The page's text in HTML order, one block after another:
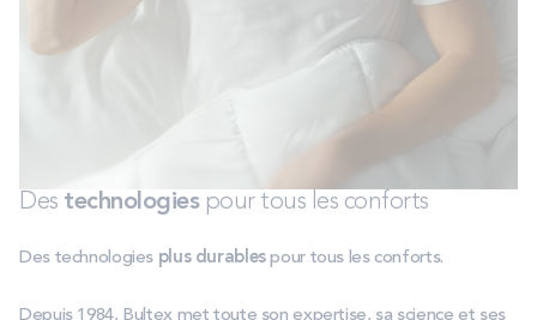
Des technologies pour tous les conforts
Des technologies plus durablespour tous les conforts.
Depuis 1984, Bultex met toute son expertise, sa science et ses